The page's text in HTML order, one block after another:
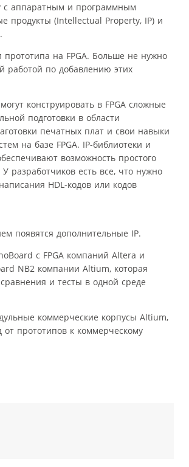
с аппаратным и программным
продукты (Intellectual Property, IP) и
на FPGA. Больше не нужно
работой по добавлению этих
конструировать в FPGA сложные
подготовки в области
печатных плат и свои навыки
на базе FPGA. IP-библиотеки и
возможность простого
разработчиков есть все, что нужно
HDL-кодов или кодов
появятся дополнительные IP.
с FPGA компаний Altera и
NB2 компании Altium, которая
и тесты в одной среде
коммерческие корпусы Altium,
прототипов к коммерческому